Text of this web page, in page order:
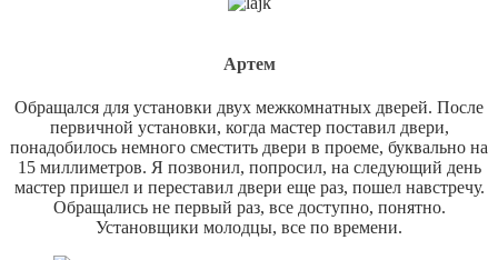
Артем
Обращался для установки двух межкомнатных дверей. После
первичной установки, когда мастер поставил двери,
понадобилось немного сместить двери в проеме, буквально на
15 миллиметров. Я позвонил, попросил, на следующий день
мастер пришел и переставил двери еще раз, пошел навстречу.
Обращались не первый раз, все доступно, понятно.
Установщики молодцы, все по времени.